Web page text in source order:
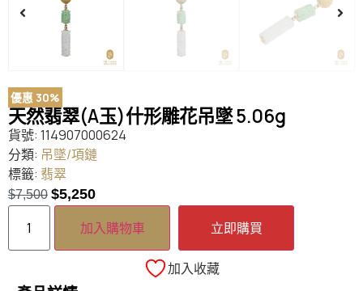
優惠 30%
天然翡翠(A玉)什形雕花吊墜 5.06g
貨號: 114907000624
分類: 吊墜/項鏈
標籤: 翡翠
$7,500 $5,250
加入購物車 立即購買
加入收藏